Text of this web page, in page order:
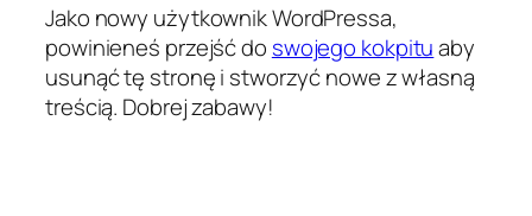
Jako nowy użytkownik WordPressa,
powinieneś przejść do swojego kokpituaby
usunąć tę stronę i stworzyć nowe z własną
treścią. Dobrej zabawy!